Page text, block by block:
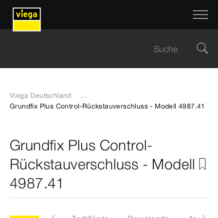
Viega Deutschland
...
Grundfix Plus Control-Rückstauverschluss - Modell 4987.41
Grundfix Plus Control-
Rückstauverschluss - Modell
4987.41